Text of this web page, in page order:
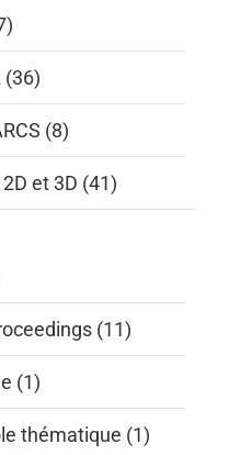
(36)
(8)
et 3D (41)
(11)
(1)
thématique (1)